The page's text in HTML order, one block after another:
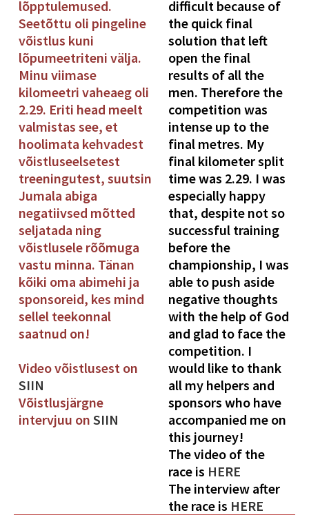
lõpptulemused.
Seetõttu oli pingeline
võistlus kuni
lõpumeetriteni välja.
Minu viimase
kilomeetri vaheaeg oli
2.29. Eriti head meelt
valmistas see, et
hoolimata kehvadest
võistluseelsetest
treeningutest, suutsin
Jumala abiga
negatiivsed mõtted
seljatada ning
võistlusele rõõmuga
vastu minna. Tänan
kõiki oma abimehi ja
sponsoreid, kes mind
sellel teekonnal
saatnud on!
Video võistlusest on
SIIN
Võistlusjärgne
intervjuu onSIIN
difficult because of
the quick final
solution that left
open the final
results of all the
men. Therefore the
competition was
intense up to the
final metres. My
final kilometer split
time was 2.29. I was
especially happy
that, despite not so
successful training
before the
championship, I was
able to push aside
negative thoughts
with the help of God
and glad to face the
competition. I
would like to thank
all my helpers and
sponsors who have
accompanied me on
this journey!
The video of the
race is HERE
The interview after
the race is HERE